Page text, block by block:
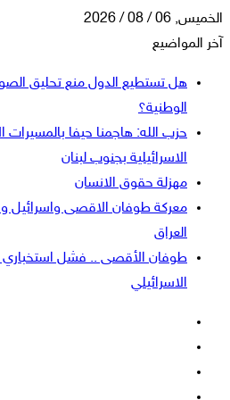
الخميس, 06 / 08 / 2026
آخر المواضيع
هل تستطيع الدول منع تحليق
الوطنية؟
حزب الله: هاجمنا حيفا بالمسيرات
الاسرائيلية بجنوب لبنان
مهزلة حقوق الانسان
معركة طوفان الاقصى واسرائيل
العراق
طوفان الأقصى .. فشل استخباري
الاسرائيلي